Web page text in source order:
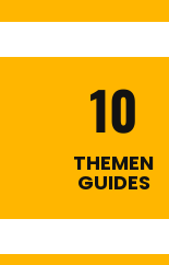
10
THEMEN
GUIDES